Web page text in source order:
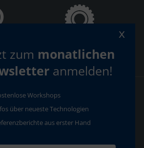
bleiben:
Datenschutz
Compliance
zum monatlichen
anmelden!
Workshops
über neueste Technologien
aus erster Hand
x